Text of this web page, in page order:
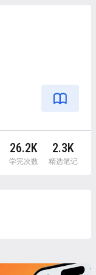
26.2K
学完次数
2.3K
精选笔记